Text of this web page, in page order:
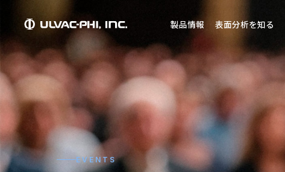
製品情報 表面分析を知る
EVENTS